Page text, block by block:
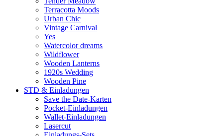
Terracotta Moods
Urban Chic
Vintage Carnival
Yes
Watercolor dreams
Wildflower
Wooden Lanterns
1920s Wedding
Wooden Pine
STD & Einladungen
Save the Date-Karten
Pocket-Einladungen
Wallet-Einladungen
Lasercut